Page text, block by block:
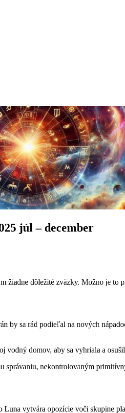
júl – december
žiadne dôležité zväzky. Možno je
by sa rád podieľal na nových
domov, aby sa vyhriala a
správaniu, nekontrolovaným
Luna vytvára opozície voči skupine